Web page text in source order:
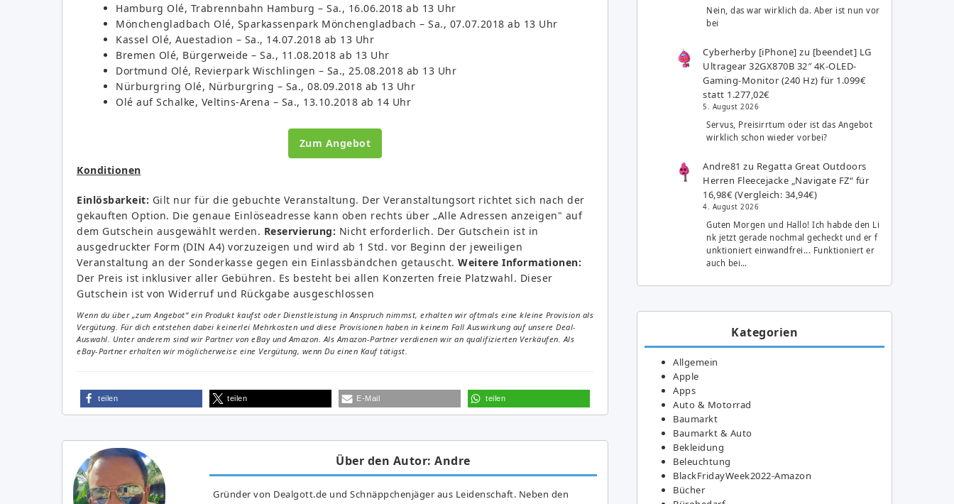
Hamburg Olé, Trabrennbahn Hamburg – Sa., 16.06.2018 ab 13 Uhr
Mönchengladbach Olé, Sparkassenpark Mönchengladbach – Sa., 07.07.2018 ab 13 Uhr
Kassel Olé, Auestadion – Sa., 14.07.2018 ab 13 Uhr
Bremen Olé, Bürgerweide – Sa., 11.08.2018 ab 13 Uhr
Dortmund Olé, Revierpark Wischlingen – Sa., 25.08.2018 ab 13 Uhr
Nürburgring Olé, Nürburgring – Sa., 08.09.2018 ab 13 Uhr
Olé auf Schalke, Veltins-Arena – Sa., 13.10.2018 ab 14 Uhr
Zum Angebot
Konditionen
Einlösbarkeit: Gilt nur für die gebuchte Veranstaltung. Der Veranstaltungsort richtet sich nach der
gekauften Option. Die genaue Einlöseadresse kann oben rechts über „Alle Adressen anzeigen" auf
dem Gutschein ausgewählt werden. Reservierung: Nicht erforderlich. Der Gutschein ist in
ausgedruckter Form (DIN A4) vorzuzeigen und wird ab 1 Std. vor Beginn der jeweiligen
Veranstaltung an der Sonderkasse gegen ein Einlassbändchen getauscht. Weitere Informationen:
Der Preis ist inklusiver aller Gebühren. Es besteht bei allen Konzerten freie Platzwahl. Dieser
Gutschein ist von Widerruf und Rückgabe ausgeschlossen
Wenn du über „zum Angebot“ ein Produkt kaufst oder Dienstleistung in Anspruch nimmst, erhalten wir oftmals eine kleine Provision als
Vergütung. Für dich entstehen dabei keinerlei Mehrkosten und diese Provisionen haben in keinem Fall Auswirkung auf unsere Deal-
Auswahl. Unter anderem sind wir Partner von eBay und Amazon. Als Amazon-Partner verdienen wir an qualifizierten Verkäufen. Als
eBay-Partner erhalten wir möglicherweise eine Vergütung, wenn Du einen Kauf tätigst.
teilen teilen E-Mail teilen
Über den Autor: Andre
Gründer von Dealgott.de und Schnäppchenjäger aus Leidenschaft. Neben den
Nein, das war wirklich da. Aber ist nun vor
bei
Cyberherby [iPhone] zu [beendet] LG
Ultragear 32GX870B 32″ 4K-OLED-
Gaming-Monitor (240 Hz) für 1.099€
statt 1.277,02€
5. August 2026
Servus, Preisirrtum oder ist das Angebot
wirklich schon wieder vorbei?
Andre81 zu Regatta Great Outdoors
Herren Fleecejacke „Navigate FZ“ für
16,98€ (Vergleich: 34,94€)
4. August 2026
Guten Morgen und Hallo! Ich habde den Li
nk jetzt gerade nochmal gecheckt und er f
unktioniert einwandfrei... Funktioniert er
auch bei…
Kategorien
Allgemein
Apple
Apps
Auto & Motorrad
Baumarkt
Baumarkt & Auto
Bekleidung
Beleuchtung
BlackFridayWeek2022-Amazon
Bücher